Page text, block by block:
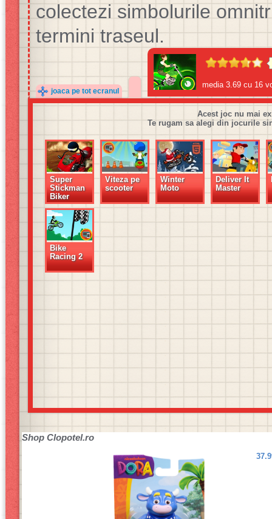
colectezi simbolurile
termini traseul.
joaca pe tot ecranul
media 3.69 cu 16
Acest joc nu mai
Te rugam sa alegi din jocurile
Super
Stickman
Biker
Viteza pe
scooter
Winter
Moto
Deliver It
Master
Bike
Racing 2
Shop Clopotel.ro